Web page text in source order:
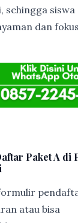
sehingga
dan
Paket A di
atau bisa